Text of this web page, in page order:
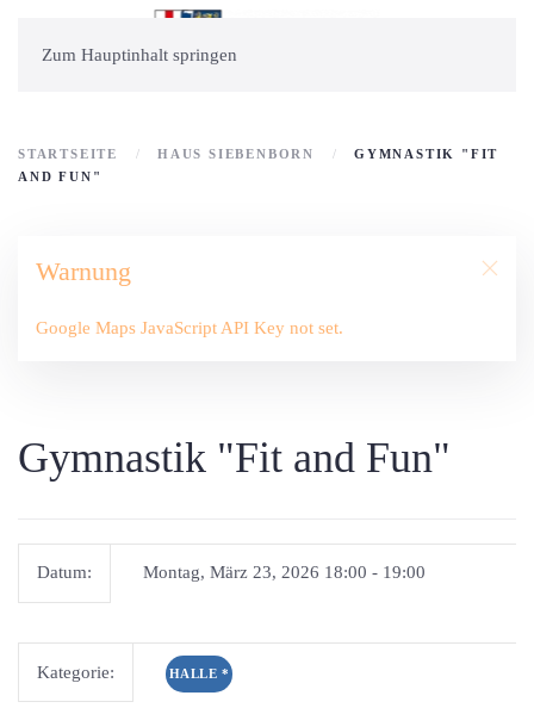
Zum Hauptinhalt springen
STARTSEITE HAUS SIEBENBORN
GYMNASTIK "FIT
AND FUN"
Warnung
Google Maps JavaScript API Key not set.
Gymnastik "Fit and Fun"
Datum: Montag, März 23, 2026 18:00 - 19:00
Kategorie: HALLE *